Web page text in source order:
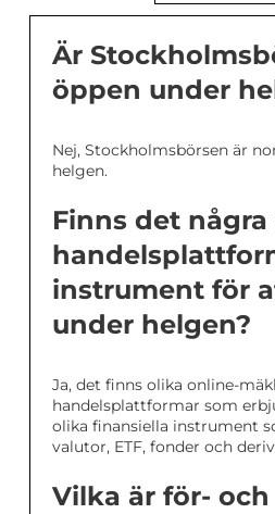
Är
öppen under
Nej, Stockholmsbörsen är
helgen.
Finns det
instrument för
under helgen?
Ja, det finns olika online-
handelsplattformar som
olika finansiella instrument
valutor, ETF, fonder och
Vilka är för- och